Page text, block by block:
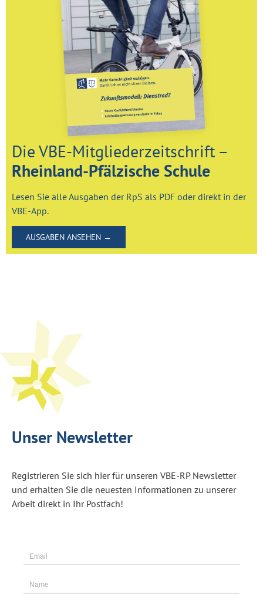
Die VBE-Mitgliederzeitschrift –
Rheinland-Pfälzische Schule
Lesen Sie alle Ausgaben der RpS als PDF oder direkt in der
VBE-App.
AUSGABEN ANSEHEN →​
Unser Newsletter
Registrieren Sie sich hier für unseren VBE-RP Newsletter
und erhalten Sie die neuesten Informationen zu unserer
Arbeit direkt in Ihr Postfach!